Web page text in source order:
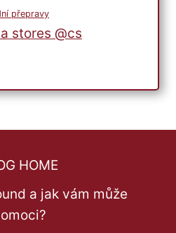
přepravy
stores @cs
HOME
a jak vám může